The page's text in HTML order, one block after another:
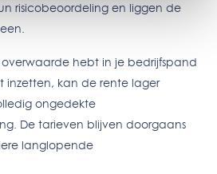
risicobeoordeling en liggen de
hebt in je bedrijfspand
inzetten, kan de rente lager
ongedekte
De tarieven blijven doorgaans
langlopende